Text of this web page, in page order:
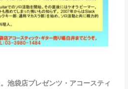
池袋店プレゼンツ・アコースティ